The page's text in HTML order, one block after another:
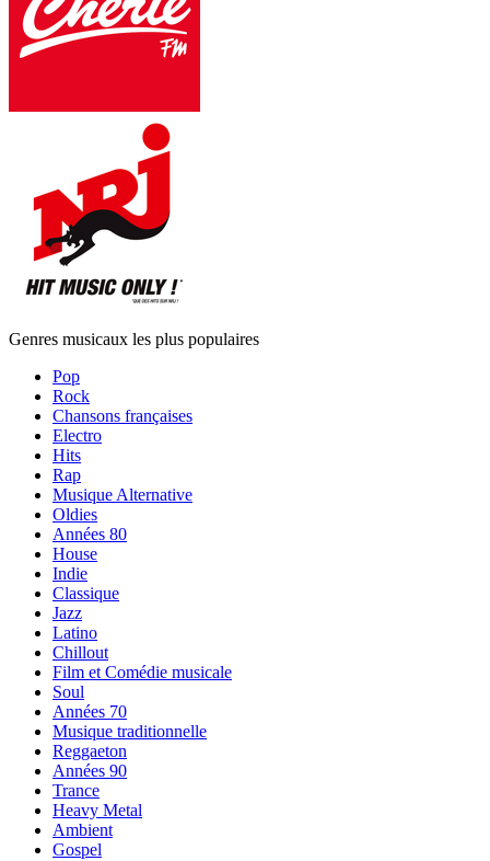
Genres musicaux les plus populaires
Pop
Rock
Chansons françaises
Electro
Hits
Rap
Musique Alternative
Oldies
Années 80
House
Indie
Classique
Jazz
Latino
Chillout
Film et Comédie musicale
Soul
Années 70
Musique traditionnelle
Reggaeton
Années 90
Trance
Heavy Metal
Ambient
Gospel